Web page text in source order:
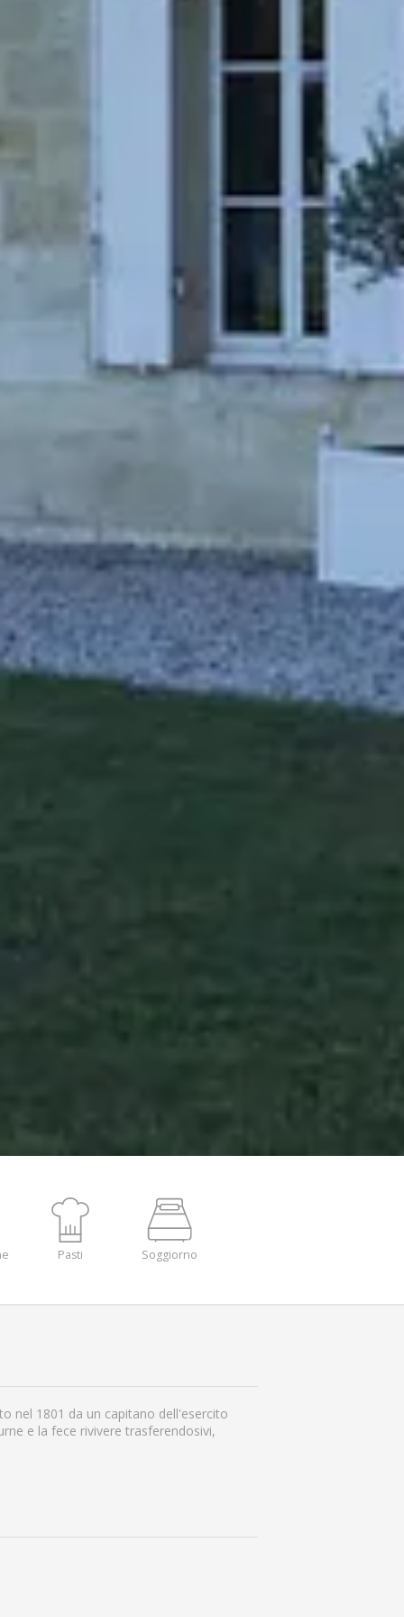
Pasti Soggiorno
nel 1801 da un capitano dell'esercito
e la fece rivivere trasferendosivi,